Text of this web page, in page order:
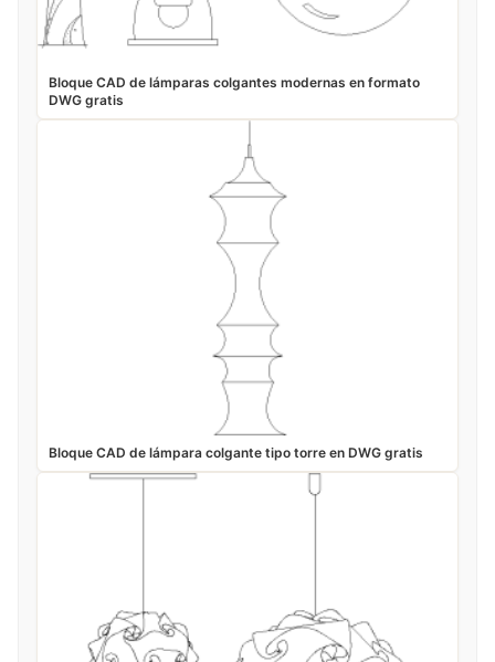
Bloque CAD de lámparas colgantes modernas en formato
DWG gratis
Bloque CAD de lámpara colgante tipo torre en DWG gratis